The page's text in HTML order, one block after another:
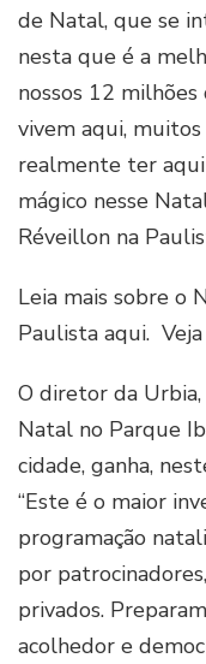
de Natal, que se
nesta que é a
nossos 12
vivem aqui,
realmente ter
mágico nesse
Réveillon na
Leia mais sobre o
Paulista aqui. Veja
O diretor da
Natal no Parque
cidade, ganha,
“Este é o maior
programação
por
privados.
acolhedor e